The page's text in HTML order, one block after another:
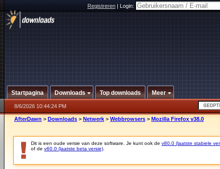
Registreren|Login:
Startpagina Downloads Top downloads Meer
8/6/2026 10:44:24 PM
AfterDawn > Downloads > Netwerk > Webbrowsers > Mozilla Firefox v38.0
Dit is een oude versie van deze software. Je kunt ook de v80.0 (laatste stabiele
of de v60.0 (laatste beta versie)